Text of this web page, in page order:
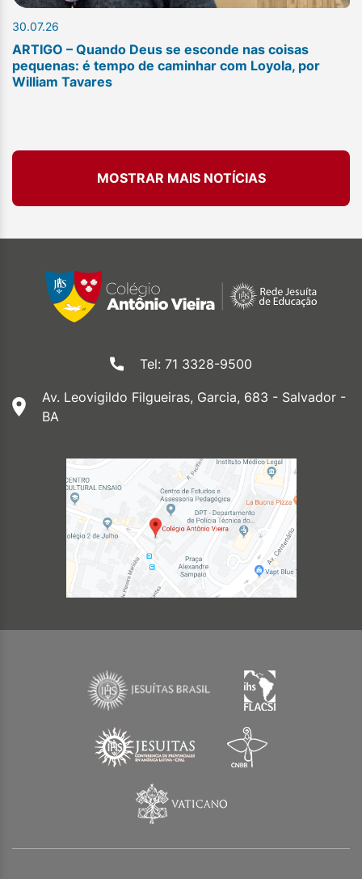
30.07.26
ARTIGO – Quando Deus se esconde nas coisas
pequenas: é tempo de caminhar com Loyola, por
William Tavares
MOSTRAR MAIS NOTÍCIAS
Tel: 71 3328-9500
Av. Leovigildo Filgueiras, Garcia, 683 - Salvador -
BA